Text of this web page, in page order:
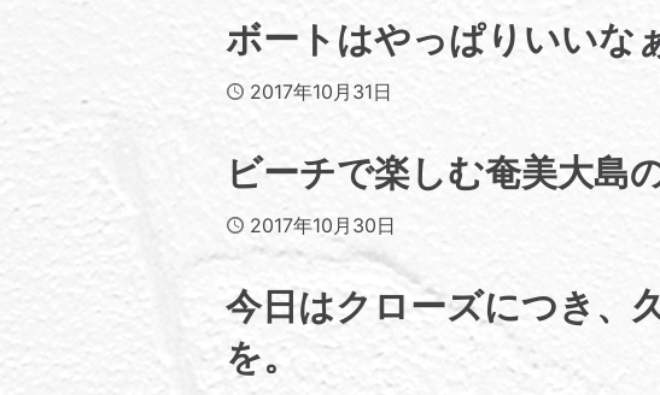
ボートはやっぱりいいな
Published
2017年10月31日
ビーチで楽しむ奄美大島
Published
2017年10月30日
今日はクローズにつき、
を。